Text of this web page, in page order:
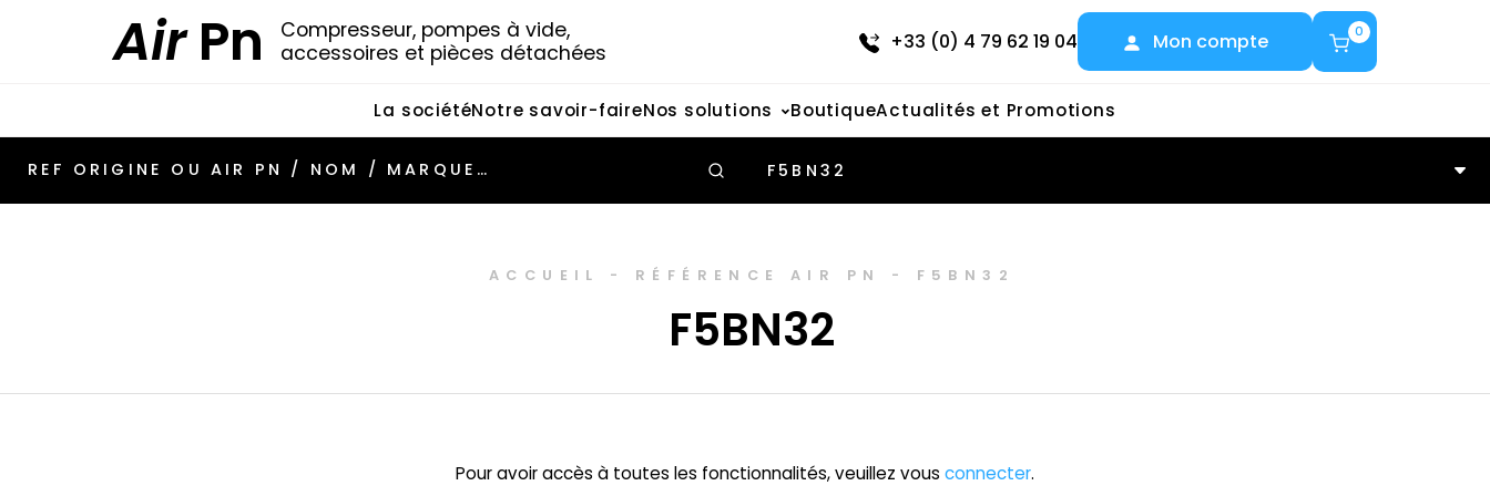
AirPn
Compresseur, pompes à vide,
accessoires et pièces détachées
+33 (0) 4 79 62 19 04 Mon compte 0
La sociétéNotre savoir-faireNos solutions BoutiqueActualités et Promotions
F5BN32
ACCUEIL - RÉFÉRENCE AIR PN - F5BN32
F5BN32
Pour avoir accès à toutes les fonctionnalités, veuillez vous connecter.